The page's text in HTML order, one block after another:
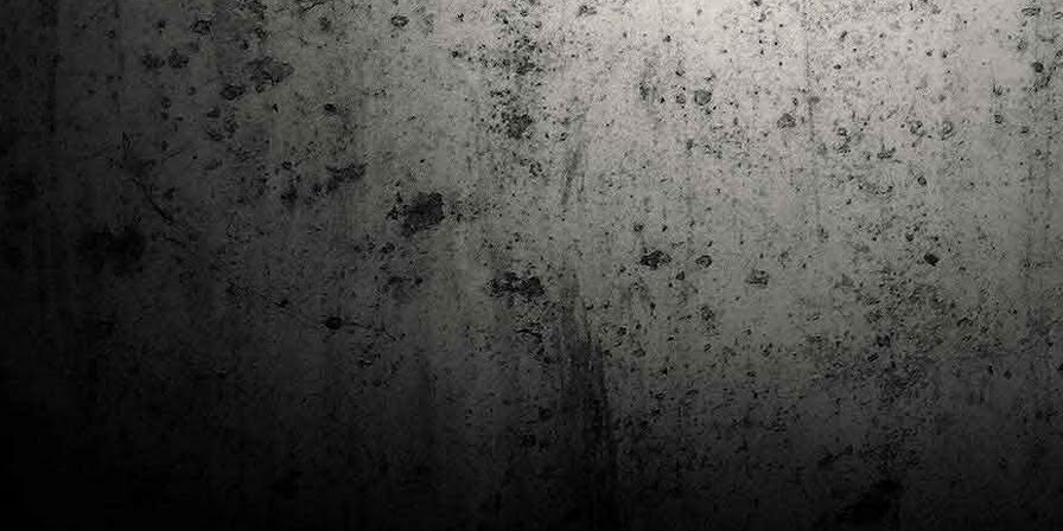
JUL
7
Club de lectura de còmics: estiu de 2024
Arriba l'estiu i amb ell una nova edició del club de lectura per passar
aquests mesos de calor. En aquesta nova edició farem dues lectures: una
al juliol i l'altre al setembre!
Com és habitual, les inscripcions es formalitzen a la Biblioteca Pública de
Tarragona i les lectures es podran llegir en edició digital.
MAY
1
Estudis en Comicologia al Còmic Barcelona
Del 3 al 5 de maig la Fira Barcelona acull la 42a edició de Còmic
Barcelona (el Saló del Còmic de tota la vida).
Divendres faré la visita anual i diumenge hi tornaré, aquest cop per participar a
la taula rodona Estudis en Comicologia: Els llibres de teoria i divulgació del
còmic en els temps del podcast, a les 16 h, a la sala còmic 6, molt ben
acompanyat:
Estudis en Comicologia: Els llibres de teoria i divulgació del còmic en els temps